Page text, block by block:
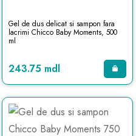
Gel de dus delicat si sampon fara
lacrimi Chicco Baby Moments, 500
ml
243.75 mdl